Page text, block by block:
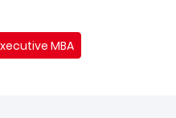
MBA